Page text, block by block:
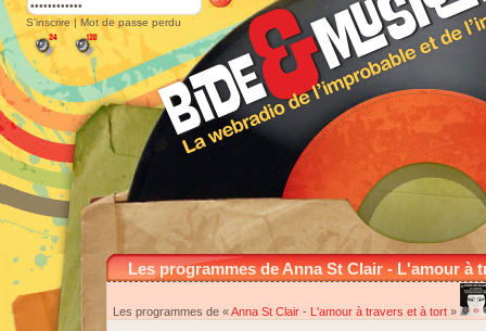
S'inscrire | Mot de passe perdu
Les programmes de Anna St Clair - L'amour à
Les programmes de «Anna St Clair - L'amour à travers et à tort »